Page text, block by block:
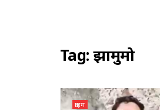
Tag:झामुमो
क्राइम